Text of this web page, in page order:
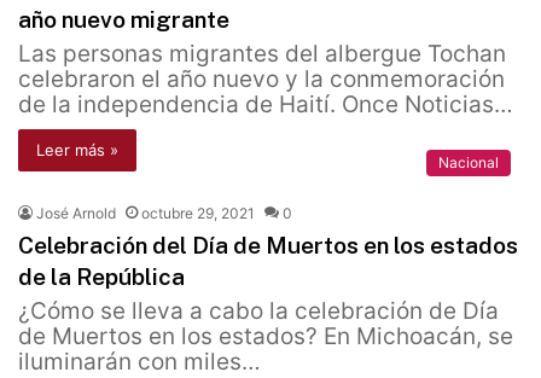
año nuevo migrante
Las personas migrantes del albergue Tochan
celebraron el año nuevo y la conmemoración
de la independencia de Haití. Once Noticias…
Leer más »
Nacional
José Arnold octubre 29, 2021 0
Celebración del Día de Muertos en los estados
de la República
¿Cómo se lleva a cabo la celebración de Día
de Muertos en los estados? En Michoacán, se
iluminarán con miles…